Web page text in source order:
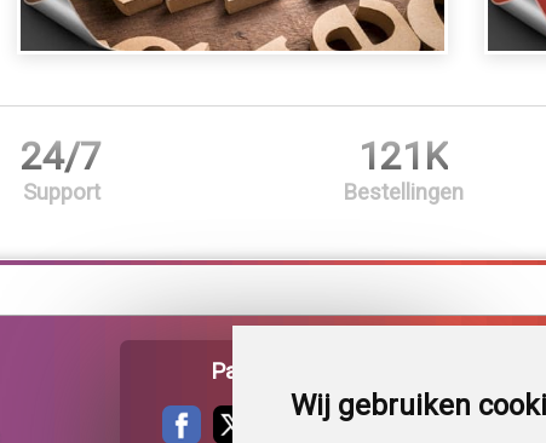
Wij gebruiken
24/7
Support
121K
Bestellingen
Pagina delen